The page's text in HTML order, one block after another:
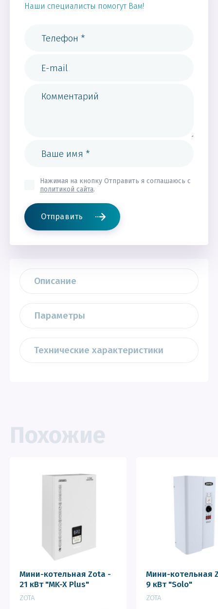
Наши специалисты помогут Вам!
Нажимая на кнопку Отправить я соглашаюсь с
политикой сайта.
Отправить
Описание
Параметры
Технические характеристики
Похожие
Мини-котельная Zota -
21 кВт "MK-X Plus"
ZOTA
Мини-котельная
9 кВт "Solo"
ZOTA